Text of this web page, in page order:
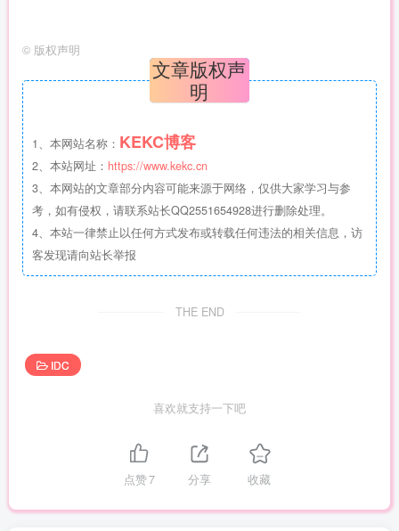
© 版权声明
文章版权声
明
1、本网站名称： KEKC博客
2、本站网址： https://www.kekc.cn
3、本网站的文章部分内容可能来源于网络，仅供大家学习与参
考，如有侵权，请联系站长QQ2551654928进行删除处理。
4、本站一律禁止以任何方式发布或转载任何违法的相关信息，访
客发现请向站长举报
THE END
IDC
喜欢就支持一下吧
点赞7 分享 收藏